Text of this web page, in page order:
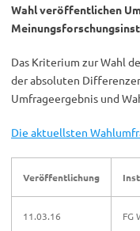
Wahl veröffentlichen
Das Kriterium zur Wahl
der absoluten
Umfrageergebnis und
Die aktuellsten
Veröffentlichung
11.03.16 FG